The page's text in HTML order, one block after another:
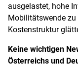
ausgelastet, hohe
Mobilitätswende
Kostenstruktur
Keine wichtigen
Österreichs und